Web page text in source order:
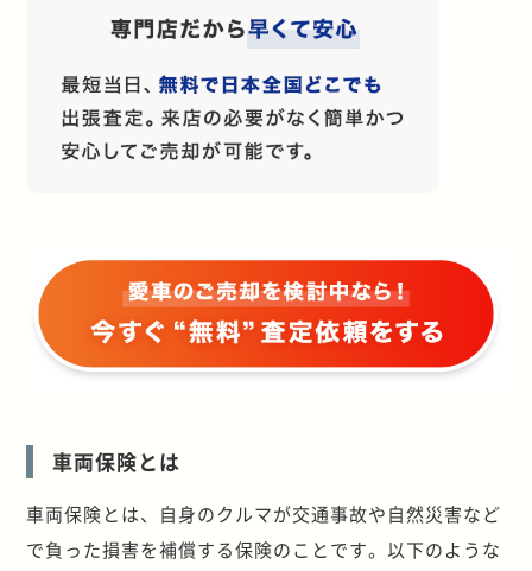
車両保険とは
車両保険とは、自身のクルマが交通事故や自然災害など
で負った損害を補償する保険のことです。以下のような